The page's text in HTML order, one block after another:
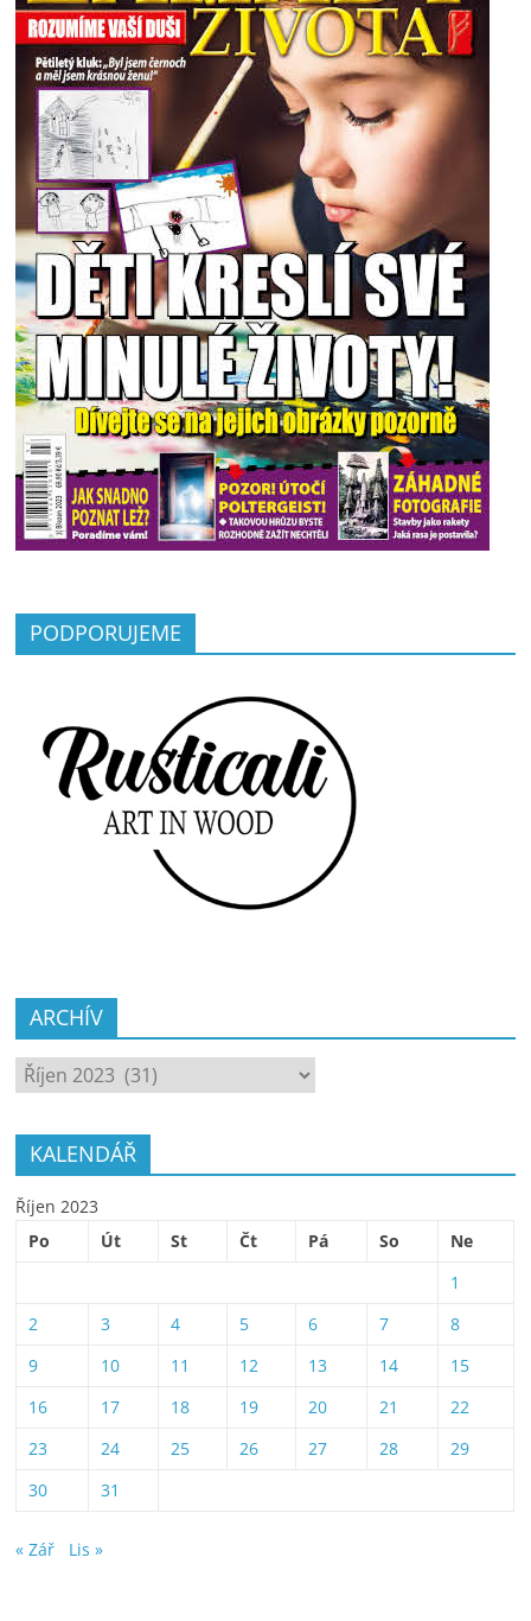
PODPORUJEME
ARCHÍV
ARCHÍV
KALENDÁŘ
Říjen 2023
Po
Út St Čt Pá So
Ne
1
2
3 4 5 6 7
8
9
10 11 12 13 14
15
16
17 18 19 20 21
22
23
24 25 26 27 28
29
30
31
« Zář Lis »